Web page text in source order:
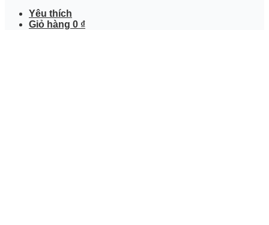
Yêu thích
Giỏ hàng 0 ₫